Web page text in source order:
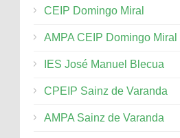
CEIP Domingo Miral
AMPA CEIP Domingo Miral
IES José Manuel Blecua
CPEIP Sainz de Varanda
AMPA Sainz de Varanda